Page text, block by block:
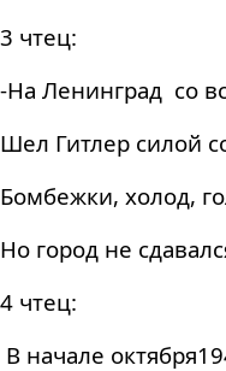
3 чтец:
-На Ленинград со
Шел Гитлер силой
Бомбежки, холод,
Но город не
4 чтец:
В начале